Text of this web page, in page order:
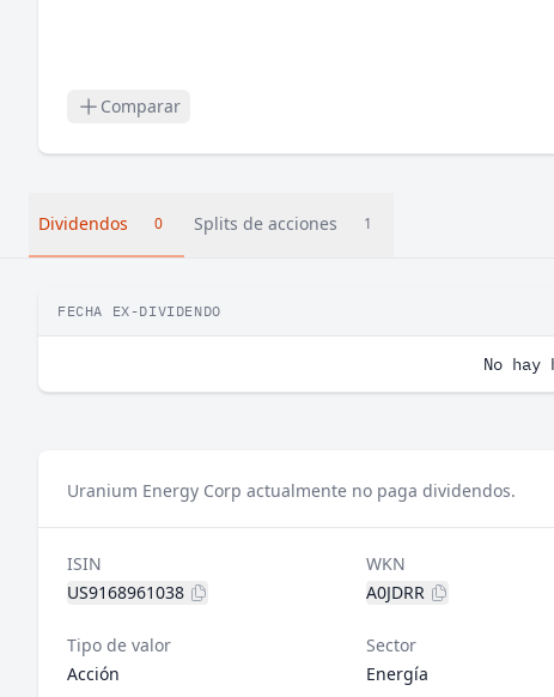
Comparar
Dividendos 0 Splits de acciones 1
FECHA EX-DIVIDENDO
No
Uranium Energy Corp actualmente no paga dividendos.
ISIN
US9168961038
WKN
A0JDRR
Tipo de valor
Acción
Sector
Energía